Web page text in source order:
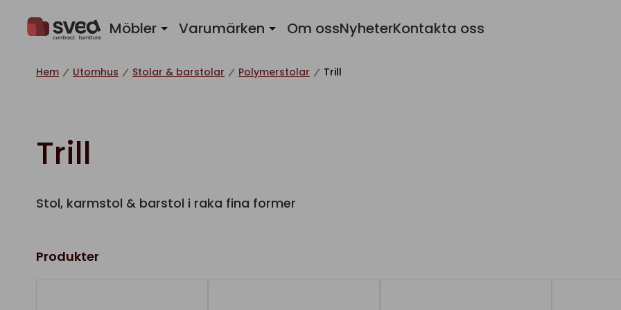
Möbler Varumärken Om ossNyheterKontakta oss
Hem Utomhus Stolar & barstolar Polymerstolar Trill
Trill
Stol, karmstol & barstol i raka fina former
Produkter